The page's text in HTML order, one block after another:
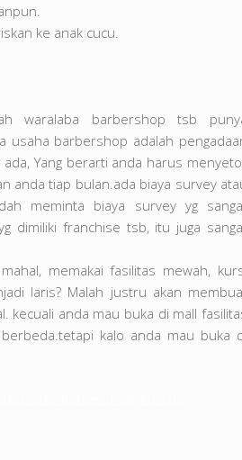
ke anak cucu.
waralaba barbershop tsb
usaha barbershop adalah
ada, Yang berarti anda harus
anda tiap bulan.ada biaya survey
meminta biaya survey yg
dimiliki franchise tsb, itu juga
memakai fasilitas mewah,
laris? Malah justru akan
kecuali anda mau buka di mall
kalo anda mau buka